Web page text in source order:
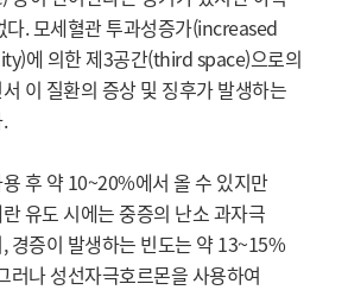
다. 모세혈관 투과성증가(increased
에 의한 제3공간(third space)으로의
이 질환의 증상 및 징후가 발생하는
후 약 10~20%에서 올 수 있지만
유도 시에는 중증의 난소 과자극
경증이 발생하는 빈도는 약 13~15%
러나 성선자극호르몬을 사용하여